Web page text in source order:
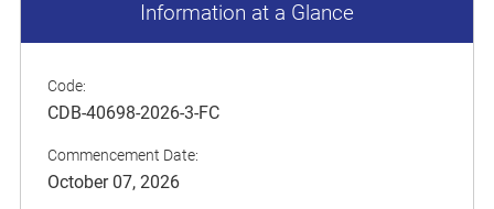
Information at a Glance
Code:
CDB-40698-2026-3-FC
Commencement Date:
October 07, 2026